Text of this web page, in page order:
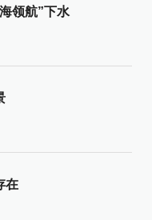
领航”下水
在